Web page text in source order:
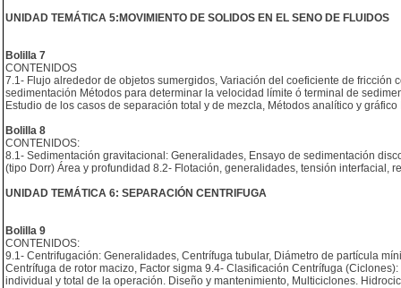
UNIDAD TEMÁTICA 5:MOVIMIENTO DE SOLIDOS EN EL SENO DE FLUIDOS
Bolilla 7
CONTENIDOS
7.1- Flujo alrededor de objetos sumergidos, Variación del coeficiente de
sedimentación Métodos para determinar la velocidad límite ó terminal de
Estudio de los casos de separación total y de mezcla, Métodos analítico y
Bolilla 8
CONTENIDOS:
8.1- Sedimentación gravitacional: Generalidades, Ensayo de sedimentación
(tipo Dorr) Área y profundidad 8.2- Flotación, generalidades, tensión interfacial,
UNIDAD TEMÁTICA 6: SEPARACIÓN CENTRIFUGA
Bolilla 9
CONTENIDOS:
9.1- Centrifugación: Generalidades, Centrífuga tubular, Diámetro de partícula
Centrífuga de rotor macizo, Factor sigma 9.4- Clasificación Centrífuga
individual y total de la operación. Diseño y mantenimiento, Multiciclones.